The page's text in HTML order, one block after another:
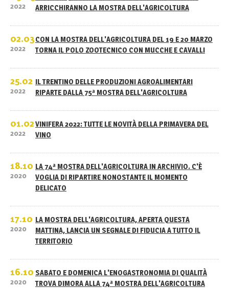
2022
ARRICCHIRANNO LA MOSTRA DELL'AGRICOLTURA
02.03
2022
CON LA MOSTRA DELL'AGRICOLTURA DEL 19 E 20 MARZO
TORNA IL POLO ZOOTECNICO CON MUCCHE E CAVALLI
25.02
2022
IL TRENTINO DELLE PRODUZIONI AGROALIMENTARI
RIPARTE DALLA 75ª MOSTRA DELL'AGRICOLTURA
01.02
2022
VINIFERA 2022: TUTTE LE NOVITÀ DELLA PRIMAVERA DEL
VINO
18.10
2020
LA 74ª MOSTRA DELL'AGRICOLTURA IN ARCHIVIO. C'È
VOGLIA DI RIPARTIRE NONOSTANTE IL MOMENTO
DELICATO
17.10
2020
LA MOSTRA DELL'AGRICOLTURA, APERTA QUESTA
MATTINA, LANCIA UN SEGNALE DI FIDUCIA A TUTTO IL
TERRITORIO
16.10
2020
SABATO E DOMENICA L'ENOGASTRONOMIA DI QUALITÀ
TROVA DIMORA ALLA 74ª MOSTRA DELL'AGRICOLTURA